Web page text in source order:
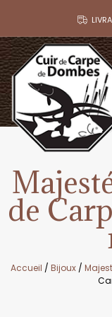
de
Accueil / Bijoux /